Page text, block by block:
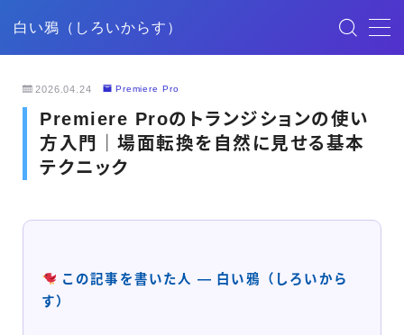
白い鴉（しろいからす）
HOME
記事一覧
映像制作
2026.04.24 Premiere Pro
Premiere Proのトランジションの使い
方入門｜場面転換を自然に見せる基本
テクニック
この記事を書いた人 — 白い鴉（しろいから
す）